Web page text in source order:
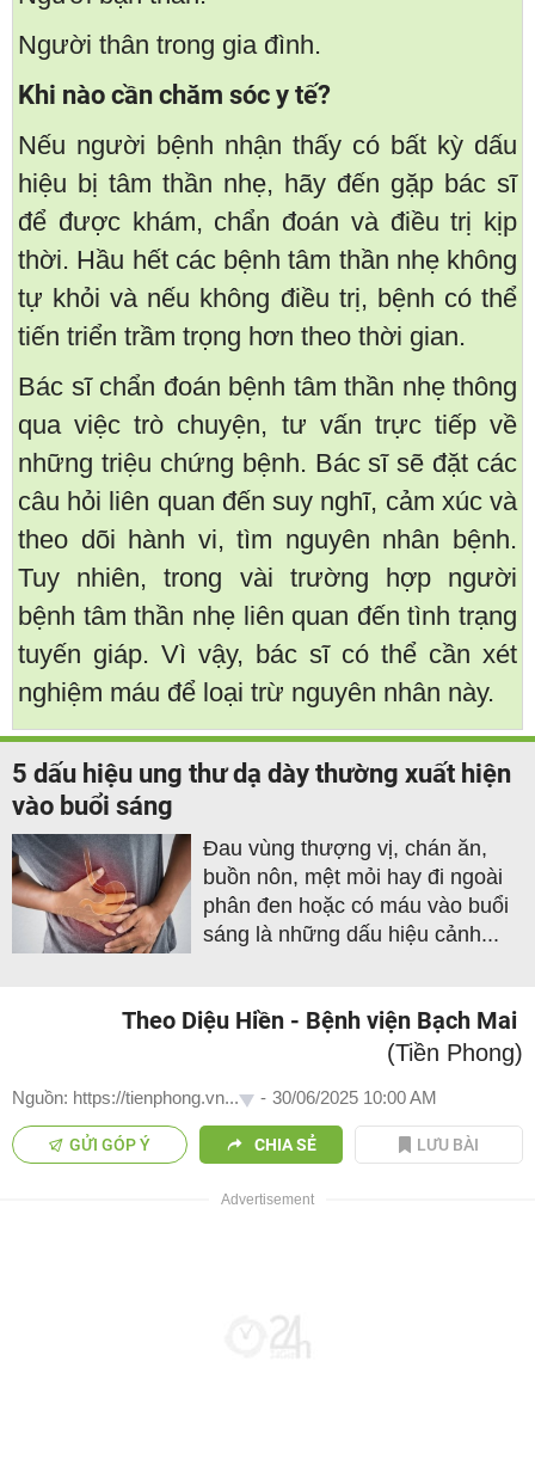
Người thân trong gia đình.
Khi nào cần chăm sóc y tế?
Nếu người bệnh nhận thấy có bất kỳ dấu
hiệu bị tâm thần nhẹ, hãy đến gặp bác sĩ
để được khám, chẩn đoán và điều trị kịp
thời. Hầu hết các bệnh tâm thần nhẹ không
tự khỏi và nếu không điều trị, bệnh có thể
tiến triển trầm trọng hơn theo thời gian.
Bác sĩ chẩn đoán bệnh tâm thần nhẹ thông
qua việc trò chuyện, tư vấn trực tiếp về
những triệu chứng bệnh. Bác sĩ sẽ đặt các
câu hỏi liên quan đến suy nghĩ, cảm xúc và
theo dõi hành vi, tìm nguyên nhân bệnh.
Tuy nhiên, trong vài trường hợp người
bệnh tâm thần nhẹ liên quan đến tình trạng
tuyến giáp. Vì vậy, bác sĩ có thể cần xét
nghiệm máu để loại trừ nguyên nhân này.
5 dấu hiệu ung thư dạ dày thường xuất hiện
vào buổi sáng
Đau vùng thượng vị, chán ăn,
buồn nôn, mệt mỏi hay đi ngoài
phân đen hoặc có máu vào buổi
sáng là những dấu hiệu cảnh...
Theo Diệu Hiền - Bệnh viện Bạch Mai
(Tiền Phong)
Nguồn: https://tienphong.vn... - 30/06/2025 10:00 AM
GỬI GÓP Ý CHIA SẺ LƯU BÀI